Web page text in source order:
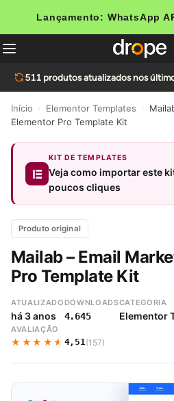
Lançamento: WhatsApp
511 produtos atualizados nos
Início Elementor Templates
Elementor Pro Template Kit
KIT DE TEMPLATES
Veja como importar este
poucos cliques
Produto original
Mailab – Email
Pro Template Kit
ATUALIZADO
há 3 anos
DOWNLOADS
4.645
CATEGORIA
Elementor
AVALIAÇÃO
★★★★★
★★★★★ 4,51(157)